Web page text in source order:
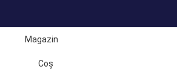
Magazin
Coș